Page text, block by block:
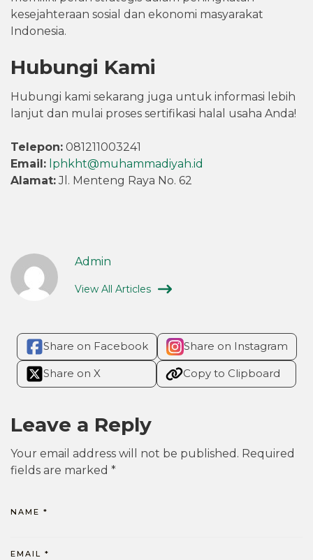
kesejahteraan sosial dan ekonomi masyarakat
Indonesia.
Hubungi Kami
Hubungi kami sekarang juga untuk informasi lebih
lanjut dan mulai proses sertifikasi halal usaha Anda!
Telepon: 081211003241
Email: lphkht@muhammadiyah.id
Alamat:Jl. Menteng Raya No. 62
Admin
View All Articles
Share on Facebook Share on Instagram
Share on X Copy to Clipboard
Leave a Reply
Your email address will not be published. Required
fields are marked *
NAME *
EMAIL *